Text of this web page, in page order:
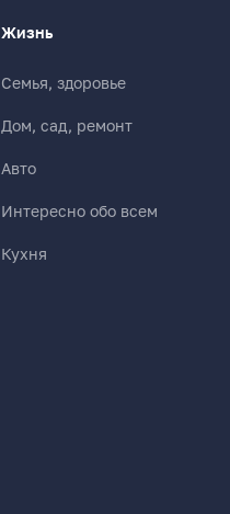
Жизнь
Семья, здоровье
Дом, сад, ремонт
Авто
Интересно обо всем
Кухня